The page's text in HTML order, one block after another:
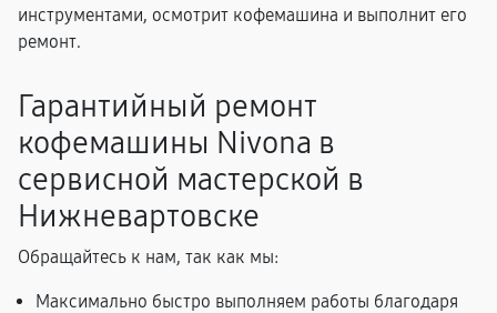
инструментами, осмотрит кофемашина и выполнит его
ремонт.
Гарантийный ремонт
кофемашины Nivona в
сервисной мастерской в
Нижневартовске
Обращайтесь к нам, так как мы:
Максимально быстро выполняем работы благодаря